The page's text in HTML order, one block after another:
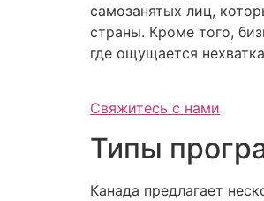
самозанятых лиц,
страны. Кроме того,
где ощущается
Свяжитесь с нами
Типы
Канада предлагает